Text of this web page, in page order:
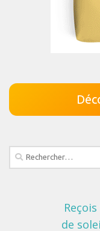
Rechercher :